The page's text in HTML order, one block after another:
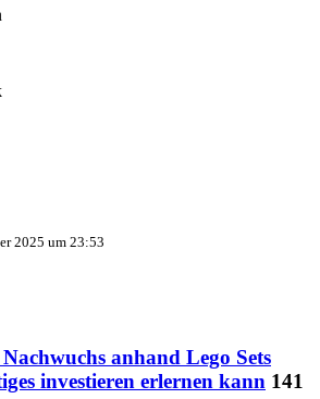
2025 um 23:53
anhand Lego Sets
investieren erlernen kann 141